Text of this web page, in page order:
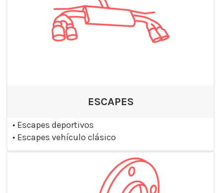
ESCAPES
• Escapes deportivos
• Escapes vehículo clásico